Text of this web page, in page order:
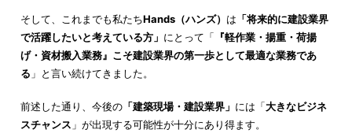
そして、これまでも私たちHands（ハンズ） は 「将来的に建設業界
で活躍したいと考えている方」 にとって「 『軽作業・揚重・荷揚
げ・資材搬入業務』こそ建設業界の第一歩として最適な業務であ
る 」と言い続けてきました。
前述した通り、今後の「建築現場・建設業界」 には「大きなビジネ
スチャンス 」が出現する可能性が十分にあり得ます。